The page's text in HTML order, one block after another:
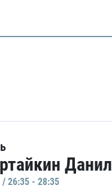
Данил
26:35 - 28:35